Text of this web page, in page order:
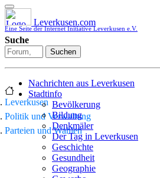
Leverkusen.com
Eine Seite der Internet Initiative Leverkusen e.V.
Suche
Suchen
Nachrichten aus Leverkusen
Stadtinfo
Bevölkerung
Bildung
Denkmäler
Der Tag in Leverkusen
Geschichte
Gesundheit
Geographie
Leverkusen
Politik und Verwaltung
Parteien und Wahlen